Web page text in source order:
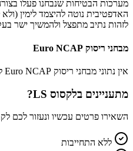
מערכות הבטיחות שנבחנו פעלו
האדפטיבית נוטה להיצמד לימין
לזהות נתיב מתפצל ולהמשיך ישר
מבחני ריסוק Euro NCAP
אין נתוני מבחני ריסוק Euro NCAP לדגם זה
מתעניינים בלקסוס LS ?
השאירו פרטים עכשיו ונעזור לכם
ללא התחייבות